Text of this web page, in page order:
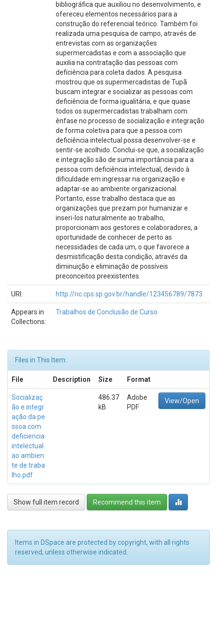
bibliográfica que auxiliou no desenvolvimento, e
ofereceu elementos necessários para a
construção do referencial teórico. Também foi
realizada uma pesquisa de campo, através de
entrevistas com as organizações
supermercadistas e com a associação que
auxilia na contratação das pessoas com
deficiência para coleta dados. A pesquisa
mostrou que os supermercadistas de Tupã
buscam integrar e socializar as pessoas com
deficiência de forma igualitária, e que quase
todos os supermercadistas trabalham com
ênfase no processo de socialização e integração
de forma coletiva para que a pessoa com
deficiência intelectual possa desenvolver-se e
sentir-se acolhido. Conclui-se que, a socialização
e integração são de suma importância para a
pessoa com deficiência intelectual, devido à
dificuldade em ingressar na organização e
adaptar-se ao ambiente organizacional.
Portanto, esse trabalho destaca que as
organizações que prezam por humanizar e
inseri-los naturalmente ao trabalho,
proporcionam aos gestores e colaboradores, a
oportunidade de conhecer de perto as
necessidades de cada um, o que favorece a
desmistificação desta condição, através da
diminuição e eliminação de possíveis
preconceitos preexistentes.
URI: http://ric.cps.sp.gov.br/handle/123456789/7873
Appears in
Collections:
Trabalhos de Conclusão de Curso
Files in This Item:
File Description Size Format
Socializaç
ão e integr
ação da pe
ssoa com
deficiencia
intelectual
ao ambien
te de traba
lho.pdf
486.37
kB
Adobe
PDF
View/Open
Show full item record Recommend this item
Items in DSpace are protected by copyright, with all rights
reserved, unless otherwise indicated.